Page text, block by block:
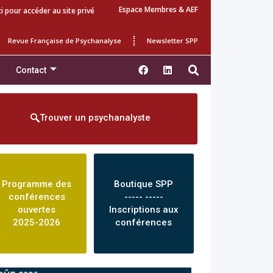
pour accéder au site privé Espace Membres & AEF
Revue Française de Psychanalyse Newsletter SPP
Contact
Trouver un psychanalyste
Programme des
conférences
ouvertes
2025-2026
Boutique SPP
----- -----
Inscriptions aux
conférences